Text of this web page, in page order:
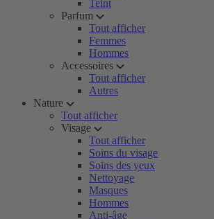
Teint
Parfum
Tout afficher
Femmes
Hommes
Accessoires
Tout afficher
Autres
Nature
Tout afficher
Visage
Tout afficher
Soins du visage
Soins des yeux
Nettoyage
Masques
Hommes
Anti-âge